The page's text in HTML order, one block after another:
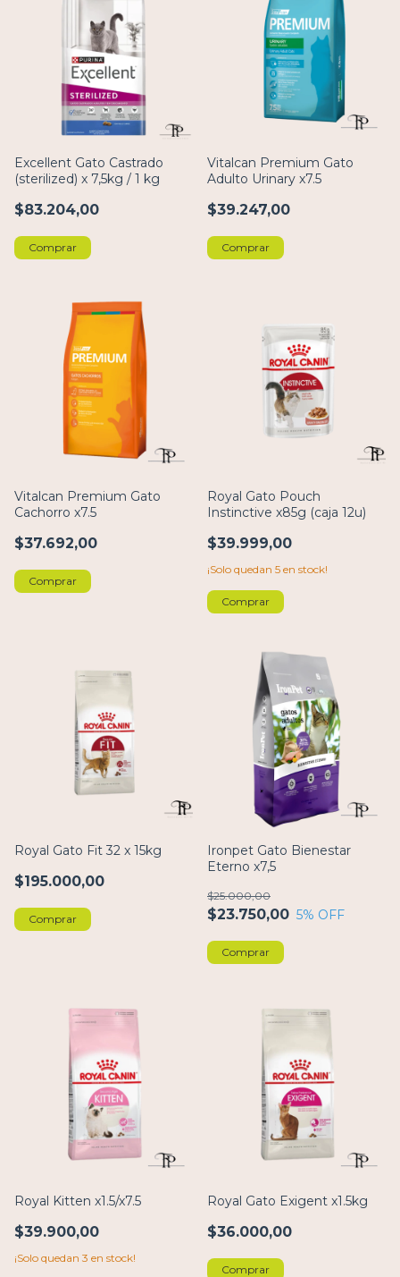
Excellent Gato Castrado
(sterilized) x 7,5kg / 1 kg
$83.204,00
Comprar
Vitalcan Premium Gato
Adulto Urinary x7.5
$39.247,00
Comprar
Vitalcan Premium Gato
Cachorro x7.5
$37.692,00
Comprar
Royal Gato Pouch
Instinctive x85g (caja 12u)
$39.999,00
¡Solo quedan 5 en stock!
Comprar
Royal Gato Fit 32 x 15kg
$195.000,00
Comprar
Ironpet Gato Bienestar
Eterno x7,5
$23.750,00
$25.000,00
5% OFF
Comprar
Royal Kitten x1.5/x7.5
$39.900,00
¡Solo quedan 3 en stock!
Royal Gato Exigent x1.5kg
$36.000,00
Comprar